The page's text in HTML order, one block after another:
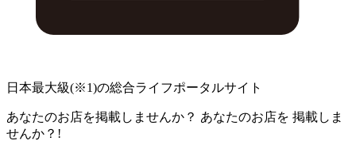
日本最大級(※1)の総合ライフポータルサイト
あなたのお店を掲載しませんか？ あなたのお店を 掲載しま
せんか？!